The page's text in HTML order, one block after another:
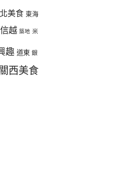
美食 東海
越 築地 米
趣 道東 銀
關西美食